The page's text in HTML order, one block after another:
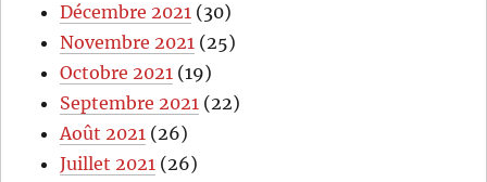
Décembre 2021 (30)
Novembre 2021 (25)
Octobre 2021 (19)
Septembre 2021 (22)
Août 2021 (26)
Juillet 2021 (26)